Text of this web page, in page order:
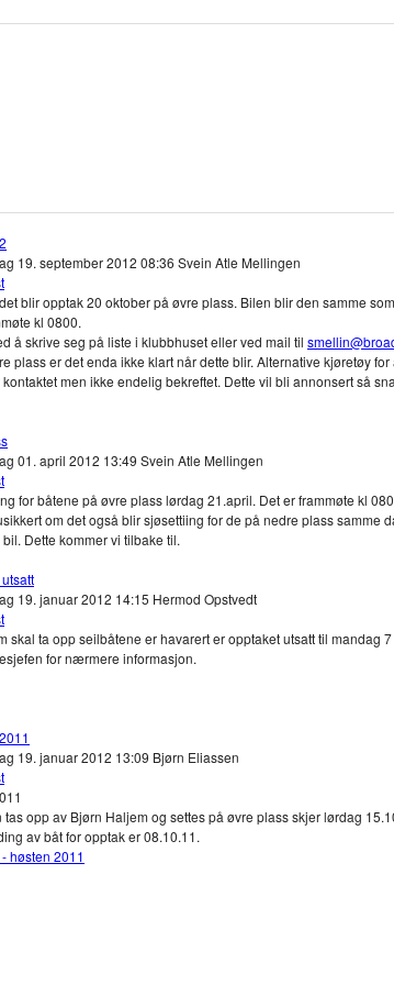
19. september 2012 08:36 Svein Atle Mellingen
blir opptak 20 oktober på øvre plass. Bilen blir den samme
kl 0800.
å skrive seg på liste i klubbhuset eller ved mail til
plass er det enda ikke klart når dette blir. Alternative kjøretøy for
men ikke endelig bekreftet. Dette vil bli annonsert så
01. april 2012 13:49 Svein Atle Mellingen
for båtene på øvre plass lørdag 21.april. Det er frammøte kl
om det også blir sjøsettiing for de på nedre plass samme
Dette kommer vi tilbake til.
19. januar 2012 14:15 Hermod Opstvedt
skal ta opp seilbåtene er havarert er opptaket utsatt til mandag
for nærmere informasjon.
19. januar 2012 13:09 Bjørn Eliassen
tas opp av Bjørn Haljem og settes på øvre plass skjer lørdag
av båt for opptak er 08.10.11.
høsten 2011